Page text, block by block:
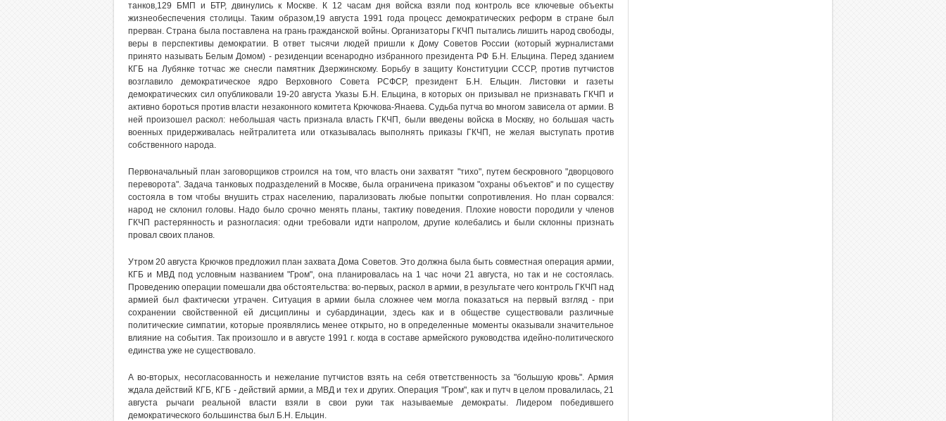
танков,129 БМП и БТР, двинулись к Москве. К 12 часам дня войска взяли под контроль все ключевые объекты
жизнеобеспечения столицы. Таким образом,19 августа 1991 года процесс демократических реформ в стране был
прерван. Страна была поставлена на грань гражданской войны. Организаторы ГКЧП пытались лишить народ свободы,
веры в перспективы демократии. В ответ тысячи людей пришли к Дому Советов России (который журналистами
принято называть Белым Домом) - резиденции всенародно избранного президента РФ Б.Н. Ельцина. Перед зданием
КГБ на Лубянке тотчас же снесли памятник Дзержинскому. Борьбу в защиту Конституции СССР, против путчистов
возглавило демократическое ядро Верховного Совета РСФСР, президент Б.Н. Ельцин. Листовки и газеты
демократических сил опубликовали 19-20 августа Указы Б.Н. Ельцина, в которых он призывал не признавать ГКЧП и
активно бороться против власти незаконного комитета Крючкова-Янаева. Судьба путча во многом зависела от армии. В
ней произошел раскол: небольшая часть признала власть ГКЧП, были введены войска в Москву, но большая часть
военных придерживалась нейтралитета или отказывалась выполнять приказы ГКЧП, не желая выступать против
собственного народа.
Первоначальный план заговорщиков строился на том, что власть они захватят "тихо", путем бескровного "дворцового
переворота". Задача танковых подразделений в Москве, была ограничена приказом "охраны объектов" и по существу
состояла в том чтобы внушить страх населению, парализовать любые попытки сопротивления. Но план сорвался:
народ не склонил головы. Надо было срочно менять планы, тактику поведения. Плохие новости породили у членов
ГКЧП растерянность и разногласия: одни требовали идти напролом, другие колебались и были склонны признать
провал своих планов.
Утром 20 августа Крючков предложил план захвата Дома Советов. Это должна была быть совместная операция армии,
КГБ и МВД под условным названием "Гром", она планировалась на 1 час ночи 21 августа, но так и не состоялась.
Проведению операции помешали два обстоятельства: во-первых, раскол в армии, в результате чего контроль ГКЧП над
армией был фактически утрачен. Ситуация в армии была сложнее чем могла показаться на первый взгляд - при
сохранении свойственной ей дисциплины и субардинации, здесь как и в обществе существовали различные
политические симпатии, которые проявлялись менее открыто, но в определенные моменты оказывали значительное
влияние на события. Так произошло и в августе 1991 г. когда в составе армейского руководства идейно-политического
единства уже не существовало.
А во-вторых, несогласованность и нежелание путчистов взять на себя ответственность за "большую кровь". Армия
ждала действий КГБ, КГБ - действий армии, а МВД и тех и других. Операция "Гром", как и путч в целом провалилась, 21
августа рычаги реальной власти взяли в свои руки так называемые демократы. Лидером победившего
демократического большинства был Б.Н. Ельцин.